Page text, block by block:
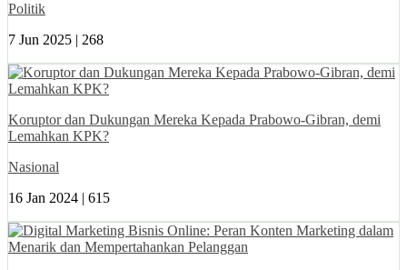
Politik
7 Jun 2025 | 268
Koruptor dan Dukungan Mereka Kepada Prabowo-Gibran, demi
Lemahkan KPK?
Nasional
16 Jan 2024 | 615